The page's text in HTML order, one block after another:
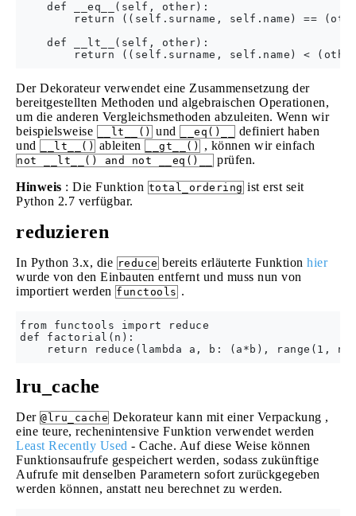
    def __eq__(self, other):
return ((self.surname, self.name) ==
    def __lt__(self, other):
Der Dekorateur verwendet eine Zusammensetzung der
bereitgestellten Methoden und algebraischen Operationen,
um die anderen Vergleichsmethoden abzuleiten. Wenn wir
beispielsweise
__lt__() und __eq()__
definiert haben
und
__lt__() ableiten __gt__() , können wir einfach
not __lt__() and not __eq()__
prüfen.
Hinweis : Die Funktion total_ordering ist erst seit
Python 2.7 verfügbar.
reduzieren
In Python 3.x, die reduce bereits erläuterte Funktion hier
wurde von den Einbauten entfernt und muss nun von
importiert werden functools .
from functools import reduce
def factorial(n):
lru_cache
Der @lru_cache Dekorateur kann mit einer Verpackung ,
eine teure, rechenintensive Funktion verwendet werden
Least Recently Used - Cache. Auf diese Weise können
Funktionsaufrufe gespeichert werden, sodass zukünftige
Aufrufe mit denselben Parametern sofort zurückgegeben
werden können, anstatt neu berechnet zu werden.